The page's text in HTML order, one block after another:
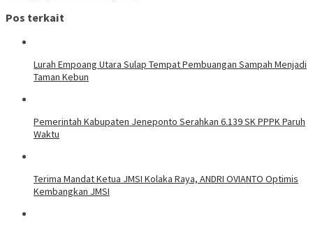
Pos terkait
Lurah Empoang Utara Sulap Tempat Pembuangan Sampah Menjadi
Taman Kebun
Pemerintah Kabupaten Jeneponto Serahkan 6.139 SK PPPK Paruh
Waktu
Terima Mandat Ketua JMSI Kolaka Raya, ANDRI OVIANTO Optimis
Kembangkan JMSI